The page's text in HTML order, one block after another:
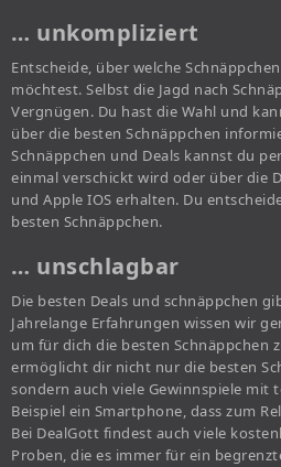
… unkompliziert
Entscheide, über welche
möchtest. Selbst die Jagd nach
Vergnügen. Du hast die Wahl und
über die besten Schnäppchen
Schnäppchen und Deals kannst du
einmal verschickt wird oder über die
und Apple IOS erhalten. Du
besten Schnäppchen.
… unschlagbar
Die besten Deals und schnäppchen
Jahrelange Erfahrungen wissen wir
um für dich die besten Schnäppchen
ermöglicht dir nicht nur die besten
sondern auch viele Gewinnspiele mit
Beispiel ein Smartphone, dass zum
Bei DealGott findest auch viele
Proben, die es immer für ein